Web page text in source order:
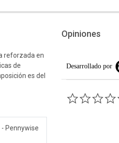
reforzada en
de
es del
Pennywise
Opiniones
Desarrollado por